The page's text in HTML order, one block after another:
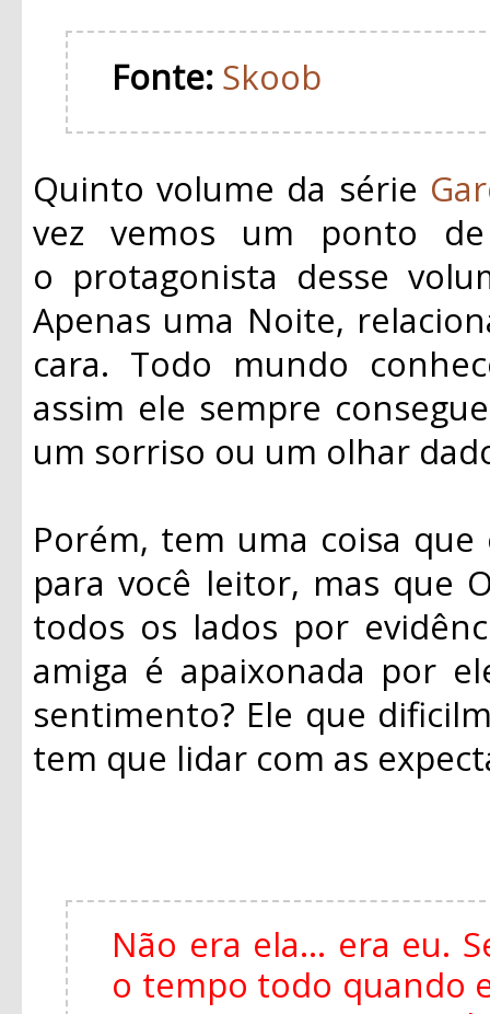
Fonte: Skoob
Quinto volume da série
vez vemos um ponto
o protagonista desse
Apenas uma Noite,
cara. Todo mundo
assim ele sempre
um sorriso ou um olhar
Porém, tem uma coisa
para você leitor, mas que
todos os lados por
amiga é apaixonada por
sentimento? Ele que
tem que lidar com as
Não era ela... era eu.
o tempo todo quando